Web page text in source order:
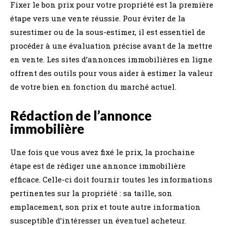
Fixer le bon prix pour votre propriété est la première
étape vers une vente réussie. Pour éviter de la
surestimer ou de la sous-estimer, il est essentiel de
procéder à une évaluation précise avant de la mettre
en vente. Les sites d’annonces immobilières en ligne
offrent des outils pour vous aider à estimer la valeur
de votre bien en fonction du marché actuel.
Rédaction de l’annonce
immobilière
Une fois que vous avez fixé le prix, la prochaine
étape est de rédiger une annonce immobilière
efficace. Celle-ci doit fournir toutes les informations
pertinentes sur la propriété : sa taille, son
emplacement, son prix et toute autre information
susceptible d’intéresser un éventuel acheteur.